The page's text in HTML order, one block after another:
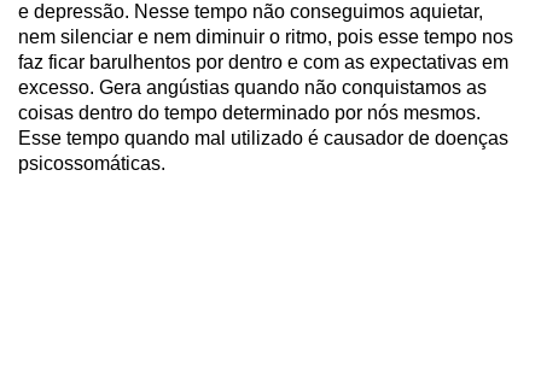
e depressão. Nesse tempo não conseguimos aquietar,
nem silenciar e nem diminuir o ritmo, pois esse tempo nos
faz ficar barulhentos por dentro e com as expectativas em
excesso. Gera angústias quando não conquistamos as
coisas dentro do tempo determinado por nós mesmos.
Esse tempo quando mal utilizado é causador de doenças
psicossomáticas.